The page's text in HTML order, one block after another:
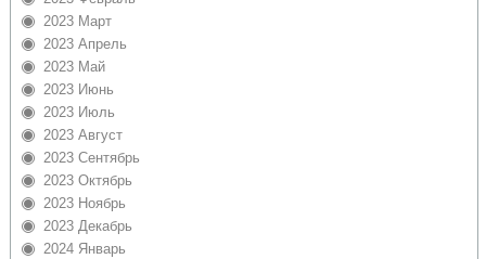
2023 Март
2023 Апрель
2023 Май
2023 Июнь
2023 Июль
2023 Август
2023 Сентябрь
2023 Октябрь
2023 Ноябрь
2023 Декабрь
2024 Январь